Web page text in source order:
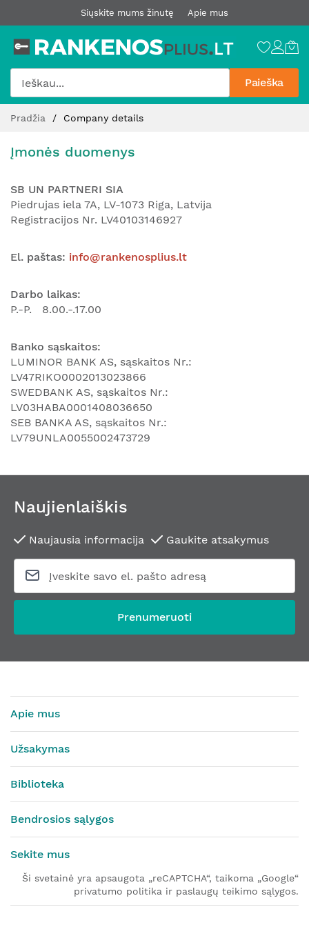
Siųskite mums žinutę Apie mus
Paieška
Pereiti
prie
Pradžia Company details
Įmonės duomenys
SB UN PARTNERI SIA
Piedrujas iela 7A, LV-1073 Riga, Latvija
Registracijos Nr. LV40103146927
El. paštas: info@rankenosplius.lt
Darbo laikas:
P.-P.
8.00.-.17.00
Banko sąskaitos:
LUMINOR BANK AS, sąskaitos Nr.:
LV47RIKO0002013023866
SWEDBANK AS, sąskaitos Nr.:
LV03HABA0001408036650
SEB BANKA AS, sąskaitos Nr.:
LV79UNLA0055002473729
Naujienlaiškis
Naujausia informacija Gaukite atsakymus
Prenumeruoti
Apie mus
Užsakymas
Biblioteka
Bendrosios sąlygos
Sekite mus
Ši svetainė yra apsaugota „reCAPTCHA“, taikoma „Google“
privatumo politika ir paslaugų teikimo sąlygos.